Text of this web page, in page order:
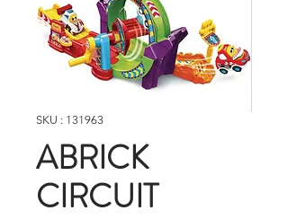
SKU : 131963
ABRICK
CIRCUIT